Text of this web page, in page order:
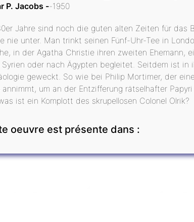
P. Jacobs 1950
Jahre sind noch die guten alten Zeiten für das
nie unter. Man trinkt seinen Fünf-Uhr-Tee in
in der Agatha Christie ihren zweiten Ehemann,
Syrien oder nach Ägypten begleitet. Seitdem ist
geweckt. So wie bei Philip Mortimer, der
annimmt, um an der Entzifferung rätselhafter
ist ein Komplott des skrupellosen Colonel Olrik?
oeuvre est présente dans :